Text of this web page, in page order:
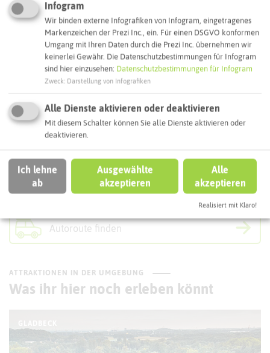
Schloss Wittringen lässt
bitten
Wanderparkplatz
Wittringer Wald
(Startpunkt)
45964 Gladbeck
Interaktive Karte
Dauer:00:50 h
Tempø:3,9 km/h
Bergauf:20 m
Bergab:20 m
Fähre:
weitere Tourdaten
ÖPNV-Route finden
Autoroute finden
ATTRAKTIONEN IN DER UMGEBUNG
Was ihr hier noch erleben könnt
Infogram
Wir binden externe Infografiken von Infogram, eingetragenes
Markenzeichen der Prezi Inc., ein. Für einen DSGVO konformen
Umgang mit Ihren Daten durch die Prezi Inc. übernehmen wir
keinerlei Gewähr. Die Datenschutzbestimmungen für Infogram
sind hier einzusehen: Datenschutzbestimmungen für Infogram
Zweck Darstellung von Infografiken
Alle Dienste aktivieren oder deaktivieren
Mit diesem Schalter können Sie alle Dienste aktivieren oder
deaktivieren.
Ich lehne
ab
Ausgewählte
akzeptieren
Alle
akzeptieren
Realisiert mit Klaro!